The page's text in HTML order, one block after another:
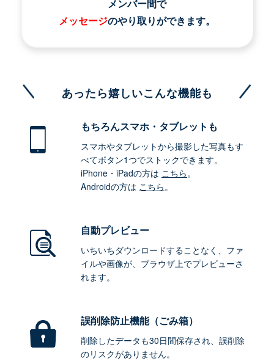
メンバー間で
メッセージのやり取りができます。
あったら嬉しいこんな機能も
もちろんスマホ・タブレットも
スマホやタブレットから撮影した写真もす
べてボタン1つでストックできます。
iPhone・iPadの方は こちら。
Androidの方は こちら。
自動プレビュー
いちいちダウンロードすることなく、ファ
イルや画像が、ブラウザ上でプレビューさ
れます。
誤削除防止機能（ごみ箱）
削除したデータも30日間保存され、誤削除
のリスクがありません。